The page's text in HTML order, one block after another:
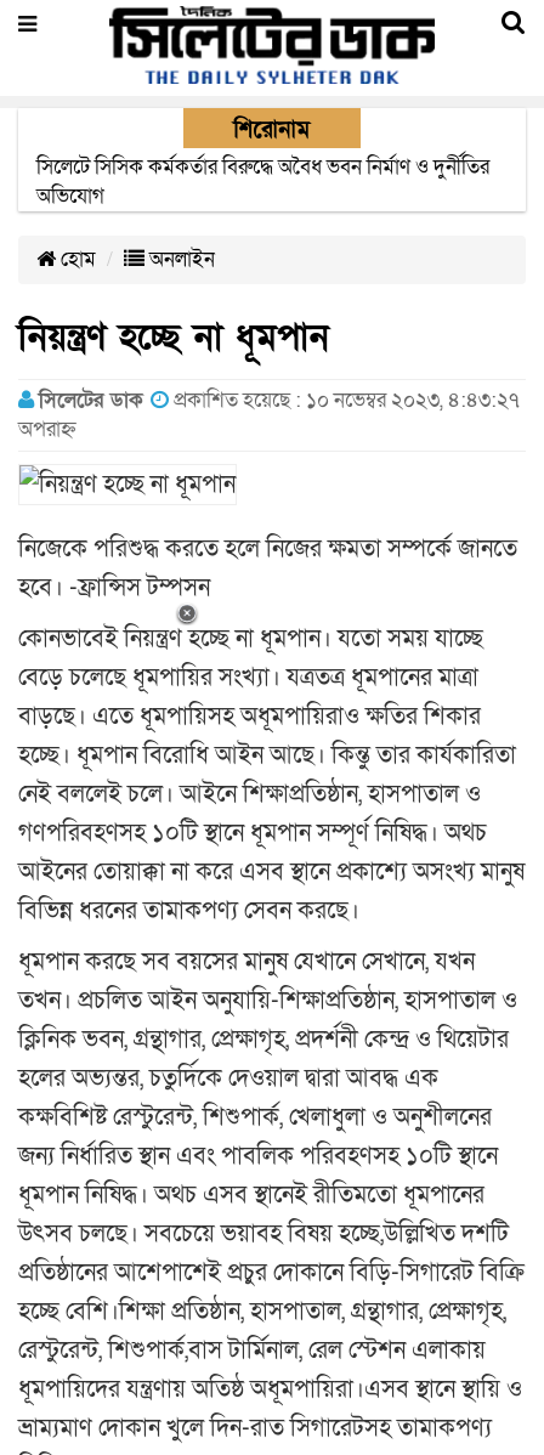
শিরোনাম
২২ ঘণ্টা পর ত্রুটি সেরে জেদ্দার উদ্দেশ্যে ছাড়লো বিমানের ফ্লাইট
হোম অনলাইন
নিয়ন্ত্রণ হচ্ছে না ধূমপান
সিলেটের ডাক
প্রকাশিত হয়েছে : ১০ নভেম্বর ২০২৩, ৪:৪৩:২৭
অপরাহ্ন
নিজেকে পরিশুদ্ধ করতে হলে নিজের ক্ষমতা সম্পর্কে জানতে
হবে। -ফ্রান্সিস টম্পসন
কোনভাবেই নিয়ন্ত্রণ হচ্ছে না ধূমপান। যতো সময় যাচ্ছে
বেড়ে চলেছে ধূমপায়ির সংখ্যা। যত্রতত্র ধূমপানের মাত্রা
বাড়ছে। এতে ধূমপায়িসহ অধূমপায়িরাও ক্ষতির শিকার
হচ্ছে। ধূমপান বিরোধি আইন আছে। কিন্তু তার কার্যকারিতা
নেই বললেই চলে। আইনে শিক্ষাপ্রতিষ্ঠান, হাসপাতাল ও
গণপরিবহণসহ ১০টি স্থানে ধূমপান সম্পূর্ণ নিষিদ্ধ। অথচ
আইনের তোয়াক্কা না করে এসব স্থানে প্রকাশ্যে অসংখ্য মানুষ
বিভিন্ন ধরনের তামাকপণ্য সেবন করছে।
ধূমপান করছে সব বয়সের মানুষ যেখানে সেখানে, যখন
তখন। প্রচলিত আইন অনুযায়ি-শিক্ষাপ্রতিষ্ঠান, হাসপাতাল ও
ক্লিনিক ভবন, গ্রন্থাগার, প্রেক্ষাগৃহ, প্রদর্শনী কেন্দ্র ও থিয়েটার
হলের অভ্যন্তর, চতুর্দিকে দেওয়াল দ্বারা আবদ্ধ এক
কক্ষবিশিষ্ট রেস্টুরেন্ট, শিশুপার্ক, খেলাধুলা ও অনুশীলনের
জন্য নির্ধারিত স্থান এবং পাবলিক পরিবহণসহ ১০টি স্থানে
ধূমপান নিষিদ্ধ। অথচ এসব স্থানেই রীতিমতো ধূমপানের
উৎসব চলছে। সবচেয়ে ভয়াবহ বিষয় হচ্ছে,উল্লিখিত দশটি
প্রতিষ্ঠানের আশেপাশেই প্রচুর দোকানে বিড়ি-সিগারেট বিক্রি
হচ্ছে বেশি।শিক্ষা প্রতিষ্ঠান, হাসপাতাল, গ্রন্থাগার, প্রেক্ষাগৃহ,
রেস্টুরেন্ট, শিশুপার্ক,বাস টার্মিনাল, রেল স্টেশন এলাকায়
ধূমপায়িদের যন্ত্রণায় অতিষ্ঠ অধূমপায়িরা।এসব স্থানে স্থায়ি ও
ভ্রাম্যমাণ দোকান খুলে দিন-রাত সিগারেটসহ তামাকপণ্য